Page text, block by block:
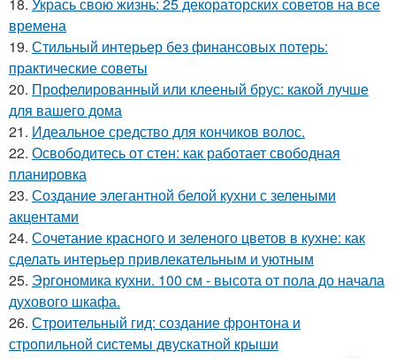
времена
19. Стильный интерьер без финансовых потерь:
практические советы
20. Профелированный или клееный брус: какой лучше
для вашего дома
21. Идеальное средство для кончиков волос.
22. Освободитесь от стен: как работает свободная
планировка
23. Создание элегантной белой кухни с зелеными
акцентами
24. Сочетание красного и зеленого цветов в кухне: как
сделать интерьер привлекательным и уютным
25. Эргономика кухни. 100 см - высота от пола до начала
духового шкафа.
26. Строительный гид: создание фронтона и
стропильной системы двускатной крыши